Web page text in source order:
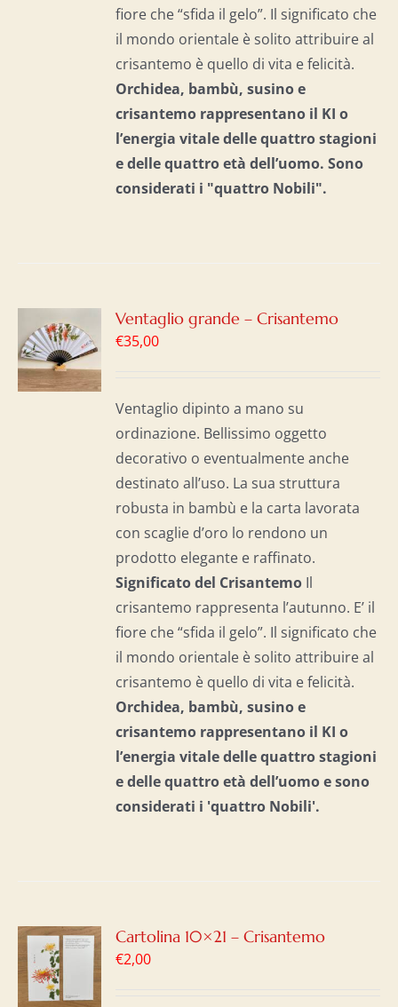
fiore che “sfida il gelo”. Il significato che
il mondo orientale è solito attribuire al
crisantemo è quello di vita e felicità.
Orchidea, bambù, susino e
crisantemo rappresentano il KI o
l’energia vitale delle quattro stagioni
e delle quattro età dell’uomo. Sono
considerati i "quattro Nobili".
Ventaglio grande – Crisantemo
€35,00
Ventaglio dipinto a mano su
ordinazione. Bellissimo oggetto
decorativo o eventualmente anche
destinato all’uso. La sua struttura
robusta in bambù e la carta lavorata
con scaglie d’oro lo rendono un
prodotto elegante e raffinato.
Significato del Crisantemo Il
crisantemo rappresenta l’autunno. E’ il
fiore che “sfida il gelo”. Il significato che
il mondo orientale è solito attribuire al
crisantemo è quello di vita e felicità.
Orchidea, bambù, susino e
crisantemo rappresentano il KI o
l’energia vitale delle quattro stagioni
e delle quattro età dell’uomo esono
considerati i 'quattro Nobili'.
Cartolina 10×21 – Crisantemo
€2,00